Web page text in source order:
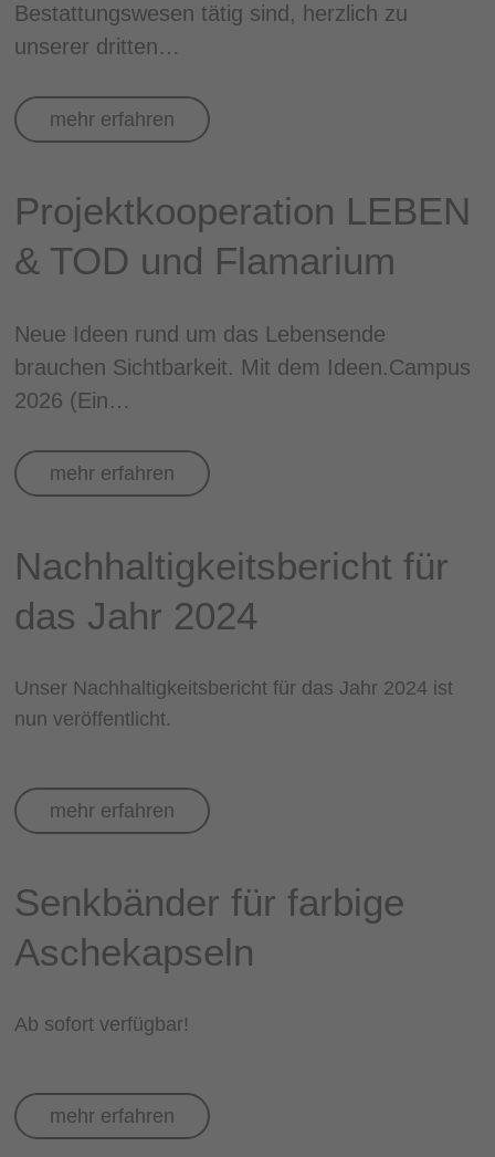
Bestattungswesen tätig sind, herzlich zu
unserer dritten…
mehr erfahren
Projektkooperation LEBEN
& TOD und Flamarium
Neue Ideen rund um das Lebensende
brauchen Sichtbarkeit. Mit dem Ideen.Campus
2026 (Ein…
mehr erfahren
Nachhaltigkeitsbericht für
das Jahr 2024
Unser Nachhaltigkeitsbericht für das Jahr 2024 ist
nun veröffentlicht.
mehr erfahren
Senkbänder für farbige
Aschekapseln
Ab sofort verfügbar!
mehr erfahren